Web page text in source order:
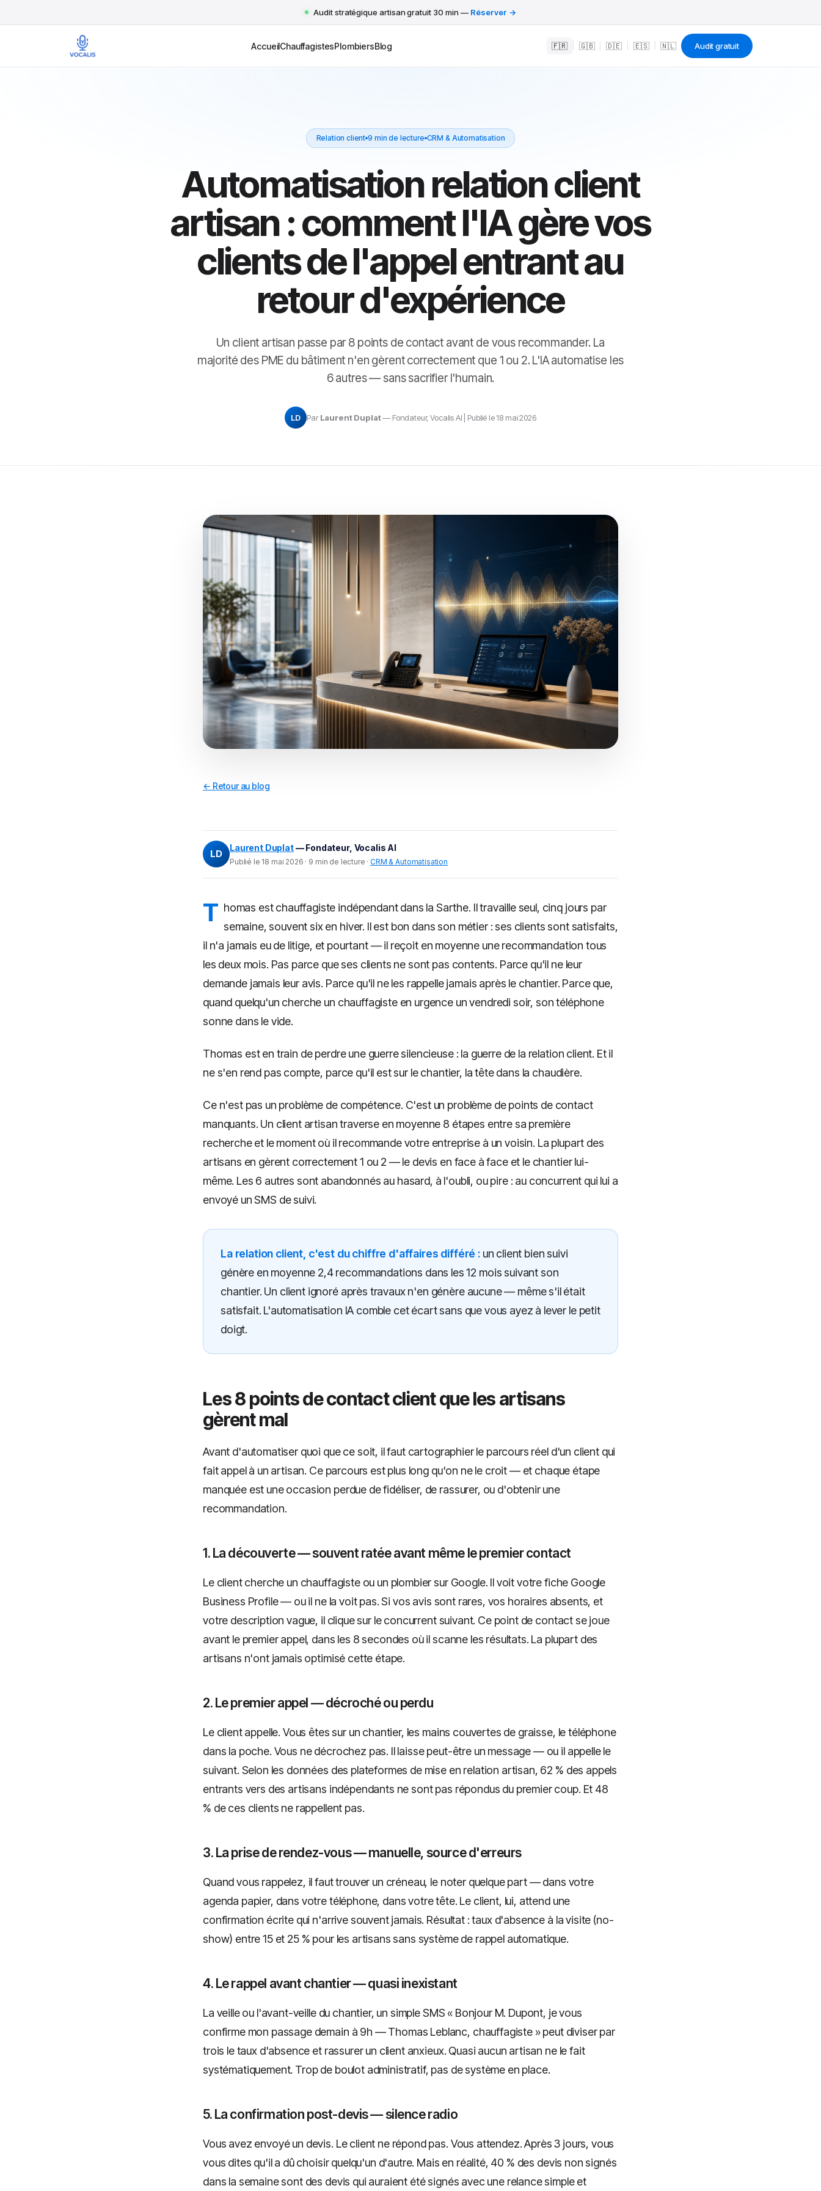
Audit stratégique artisan gratuit 30 min — Réserver →
AccueilChauffagistesPlombiersBlog 🇫🇷 🇬🇧 🇩🇪 🇪🇸 🇳🇱 Audit gratuit
Relation client 9 min de lecture CRM & Automatisation
Automatisation relation client
artisan : comment l'IA gère vos
clients de l'appel entrant au
retour d'expérience
Un client artisan passe par 8 points de contact avant de vous recommander. La
majorité des PME du bâtiment n'en gèrent correctement que 1 ou 2. L'IA automatise les
6 autres — sans sacrifier l'humain.
LD ParLaurent Duplat— Fondateur, Vocalis AI | Publié le 18 mai 2026
← Retour au blog
LD
Laurent Duplat— Fondateur, Vocalis AI
Publié le 18 mai 2026 · 9 min de lecture ·CRM & Automatisation
T homas est chauffagiste indépendant dans la Sarthe. Il travaille seul, cinq jours par
semaine, souvent six en hiver. Il est bon dans son métier : ses clients sont satisfaits,
il n'a jamais eu de litige, et pourtant — il reçoit en moyenne une recommandation tous
les deux mois. Pas parce que ses clients ne sont pas contents. Parce qu'il ne leur
demande jamais leur avis. Parce qu'il ne les rappelle jamais après le chantier. Parce que,
quand quelqu'un cherche un chauffagiste en urgence un vendredi soir, son téléphone
sonne dans le vide.
Thomas est en train de perdre une guerre silencieuse : la guerre de la relation client. Et il
ne s'en rend pas compte, parce qu'il est sur le chantier, la tête dans la chaudière.
Ce n'est pas un problème de compétence. C'est un problème de points de contact
manquants. Un client artisan traverse en moyenne 8 étapes entre sa première
recherche et le moment où il recommande votre entreprise à un voisin. La plupart des
artisans en gèrent correctement 1 ou 2 — le devis en face à face et le chantier lui-
même. Les 6 autres sont abandonnés au hasard, à l'oubli, ou pire : au concurrent qui lui a
envoyé un SMS de suivi.
La relation client, c'est du chiffre d'affaires différé :un client bien suivi
génère en moyenne 2,4 recommandations dans les 12 mois suivant son
chantier. Un client ignoré après travaux n'en génère aucune — même s'il était
satisfait. L'automatisation IA comble cet écart sans que vous ayez à lever le petit
doigt.
Les 8 points de contact client que les artisans
gèrent mal
Avant d'automatiser quoi que ce soit, il faut cartographier le parcours réel d'un client qui
fait appel à un artisan. Ce parcours est plus long qu'on ne le croit — et chaque étape
manquée est une occasion perdue de fidéliser, de rassurer, ou d'obtenir une
recommandation.
1. La découverte — souvent ratée avant même le premier contact
Le client cherche un chauffagiste ou un plombier sur Google. Il voit votre fiche Google
Business Profile — ou il ne la voit pas. Si vos avis sont rares, vos horaires absents, et
votre description vague, il clique sur le concurrent suivant. Ce point de contact se joue
avant le premier appel, dans les 8 secondes où il scanne les résultats. La plupart des
artisans n'ont jamais optimisé cette étape.
2. Le premier appel — décroché ou perdu
Le client appelle. Vous êtes sur un chantier, les mains couvertes de graisse, le téléphone
dans la poche. Vous ne décrochez pas. Il laisse peut-être un message — ou il appelle le
suivant. Selon les données des plateformes de mise en relation artisan, 62 % des appels
entrants vers des artisans indépendants ne sont pas répondus du premier coup. Et 48
% de ces clients ne rappellent pas.
3. La prise de rendez-vous — manuelle, source d'erreurs
Quand vous rappelez, il faut trouver un créneau, le noter quelque part — dans votre
agenda papier, dans votre téléphone, dans votre tête. Le client, lui, attend une
confirmation écrite qui n'arrive souvent jamais. Résultat : taux d'absence à la visite (no-
show) entre 15 et 25 % pour les artisans sans système de rappel automatique.
4. Le rappel avant chantier — quasi inexistant
La veille ou l'avant-veille du chantier, un simple SMS « Bonjour M. Dupont, je vous
confirme mon passage demain à 9h — Thomas Leblanc, chauffagiste » peut diviser par
trois le taux d'absence et rassurer un client anxieux. Quasi aucun artisan ne le fait
systématiquement. Trop de boulot administratif, pas de système en place.
5. La confirmation post-devis — silence radio
Vous avez envoyé un devis. Le client ne répond pas. Vous attendez. Après 3 jours, vous
vous dites qu'il a dû choisir quelqu'un d'autre. Mais en réalité, 40 % des devis non signés
dans la semaine sont des devis qui auraient été signés avec une relance simple et